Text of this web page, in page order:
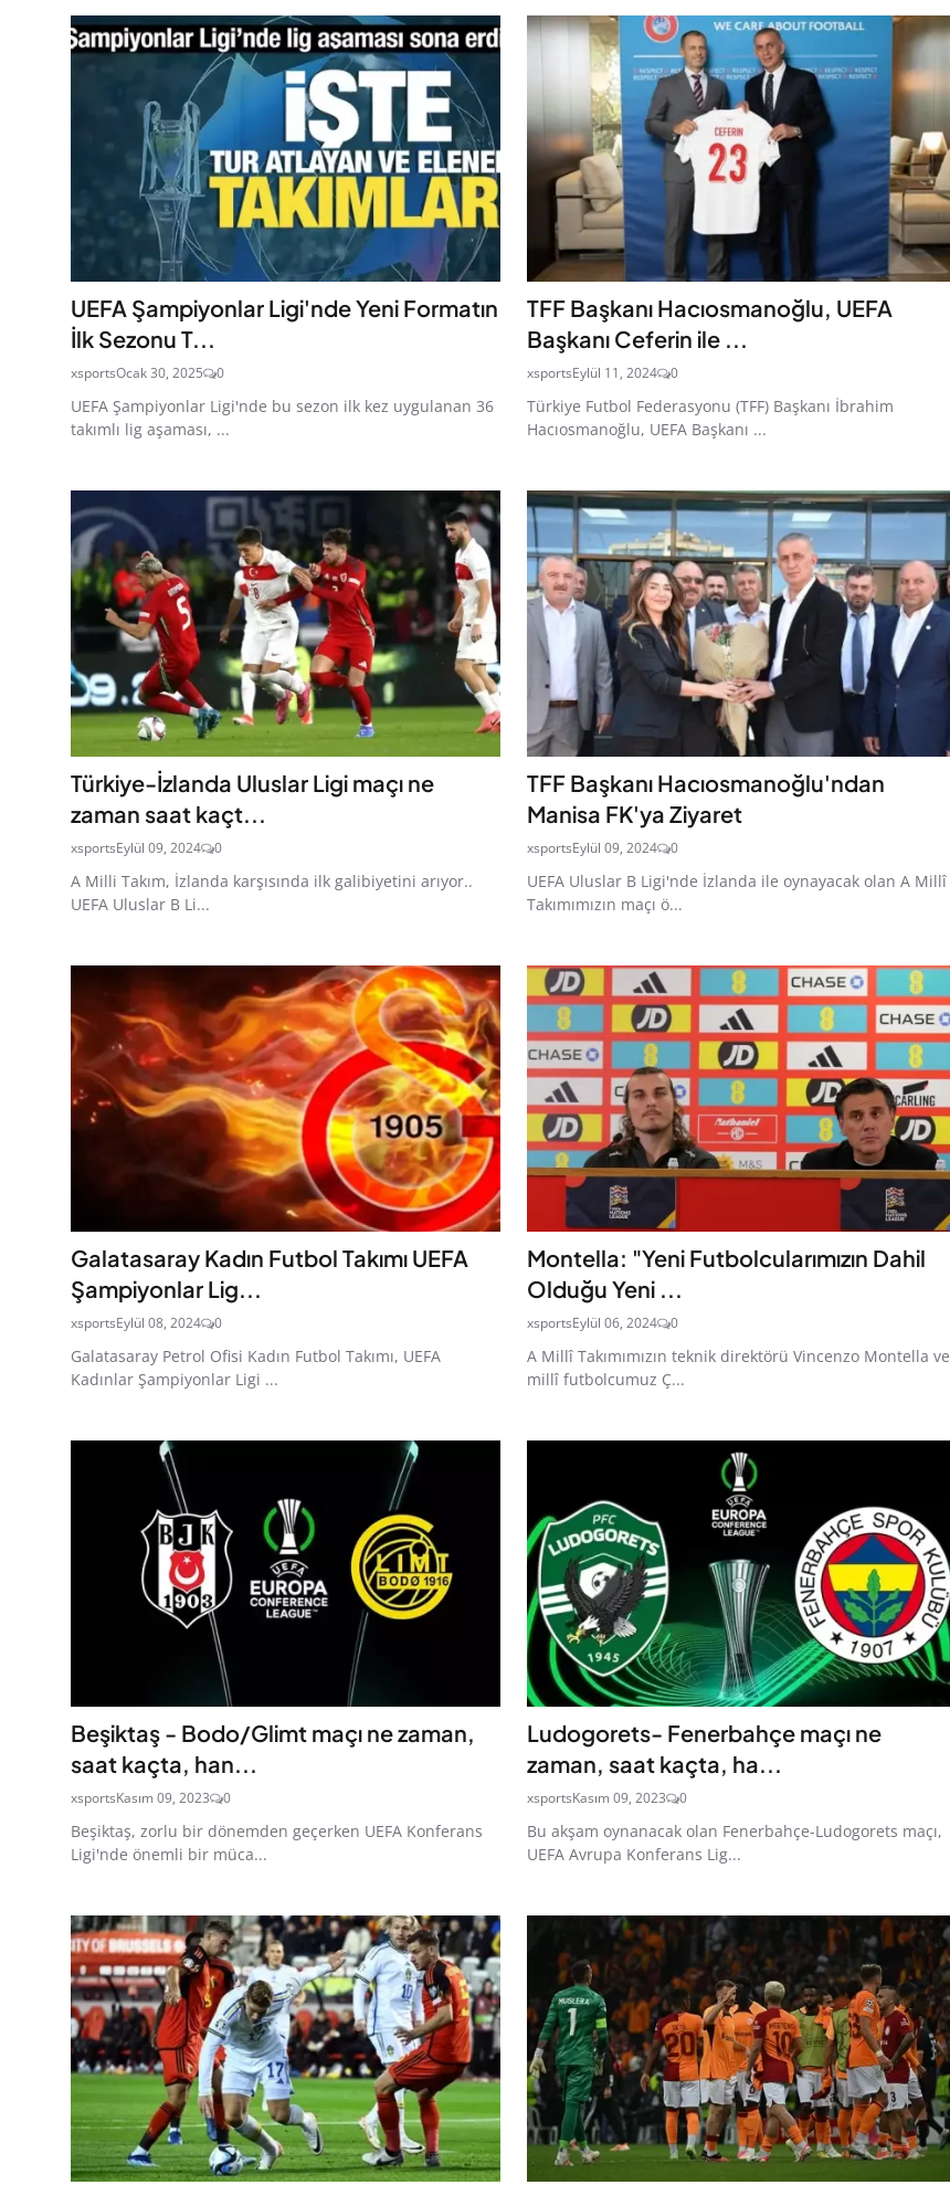
UEFA Şampiyonlar Ligi'nde Yeni Formatın
İlk Sezonu T...
xsportsOcak 30, 2025 0
UEFA Şampiyonlar Ligi'nde bu sezon ilk kez uygulanan 36
takımlı lig aşaması, ...
TFF Başkanı Hacıosmanoğlu, UEFA
Başkanı Ceferin ile ...
xsportsEylül 11, 2024 0
Türkiye Futbol Federasyonu (TFF) Başkanı İbrahim
Hacıosmanoğlu, UEFA Başkanı ...
Türkiye-İzlanda Uluslar Ligi maçı ne
zaman saat kaçt...
xsportsEylül 09, 2024 0
A Milli Takım, İzlanda karşısında ilk galibiyetini arıyor..
UEFA Uluslar B Li...
TFF Başkanı Hacıosmanoğlu'ndan
Manisa FK'ya Ziyaret
xsportsEylül 09, 2024 0
UEFA Uluslar B Ligi'nde İzlanda ile oynayacak olan A Millî
Takımımızın maçı ö...
Galatasaray Kadın Futbol Takımı UEFA
Şampiyonlar Lig...
xsportsEylül 08, 2024 0
Galatasaray Petrol Ofisi Kadın Futbol Takımı, UEFA
Kadınlar Şampiyonlar Ligi ...
Montella: "Yeni Futbolcularımızın Dahil
Olduğu Yeni ...
xsportsEylül 06, 2024 0
A Millî Takımımızın teknik direktörü Vincenzo Montella ve
millî futbolcumuz Ç...
Beşiktaş - Bodo/Glimt maçı ne zaman,
saat kaçta, han...
xsportsKasım 09, 2023 0
Beşiktaş, zorlu bir dönemden geçerken UEFA Konferans
Ligi'nde önemli bir müca...
Ludogorets- Fenerbahçe maçı ne
zaman, saat kaçta, ha...
xsportsKasım 09, 2023 0
Bu akşam oynanacak olan Fenerbahçe-Ludogorets maçı,
UEFA Avrupa Konferans Lig...